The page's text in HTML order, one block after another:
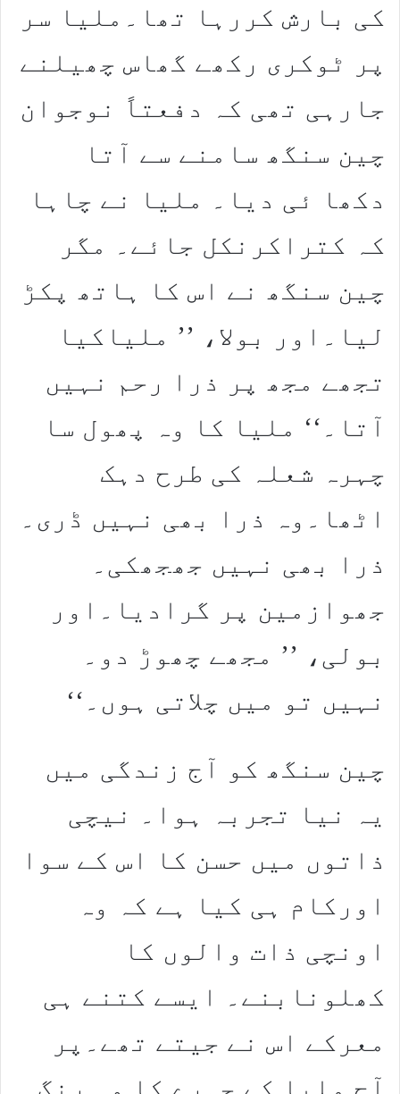
کی بارش کررہا تھا۔ملیا سر
پر ٹوکری رکھے گھاس چھیلنے
جارہی تھی کہ دفعتاً نوجوان
چین سنگھ سامنے سے آتا
دکھا ئی دیا۔ ملیا نے چاہا
کہ کتراکرنکل جائے۔ مگر
چین سنگھ نے اس کا ہاتھ پکڑ
لیا۔اور بولا، ’’ ملیاکیا
تجھے مجھ پر ذرا رحم نہیں
آتا۔‘‘ ملیا کا وہ پھول سا
چہرہ شعلہ کی طرح دہک
اٹھا۔وہ ذرا بھی نہیں ڈری۔
ذرا بھی نہیں جھجھکی۔
جھوازمین پر گرادیا۔اور
بولی، ’’ مجھے چھوڑ دو۔
نہیں تو میں چلاتی ہوں۔‘‘
چین سنگھ کو آج زندگی میں
یہ نیا تجربہ ہوا۔ نیچی
ذاتوں میں حسن کا اس کے سوا
اورکام ہی کیا ہے کہ وہ
اونچی ذات والوں کا
کھلونابنے۔ ایسے کتنے ہی
معرکے اس نے جیتے تھے۔پر
آج ملیا کے چہرے کا وہ رنگ